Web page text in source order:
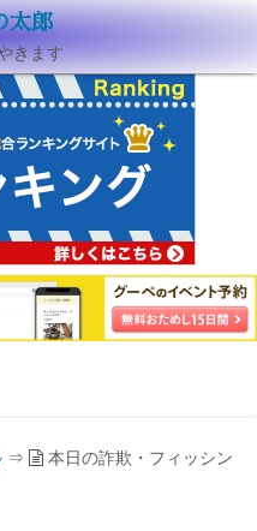
太郎
きます
⇒
本日の詐欺・フィッシン